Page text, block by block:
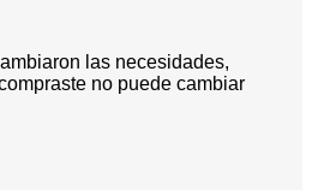
las necesidades,
no puede cambiar